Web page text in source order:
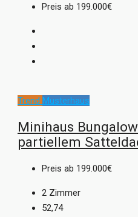
Preis ab 199.000€
Trend Musterhaus
Minihaus
partiellem
Preis ab 199.000€
2 Zimmer
52,74